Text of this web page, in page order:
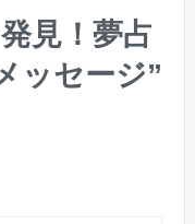
見！夢占
ッセージ”